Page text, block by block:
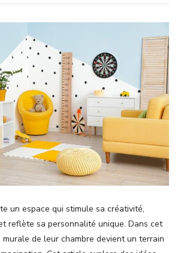
un espace qui stimule sa créativité,
reflète sa personnalité unique. Dans cet
de leur chambre devient un terrain